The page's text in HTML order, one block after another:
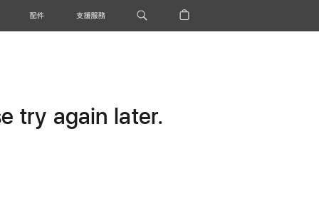
配件 支援服務
try again later.